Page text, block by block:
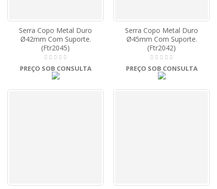
Serra Copo Metal Duro
Ø42mm Com Suporte.
(Ftr2045)
PREÇO SOB CONSULTA
Serra Copo Metal Duro
Ø45mm Com Suporte.
(Ftr2042)
PREÇO SOB CONSULTA